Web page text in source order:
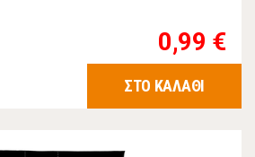
0,99 €
ΣΤΟ ΚΑΛΑΘΙ